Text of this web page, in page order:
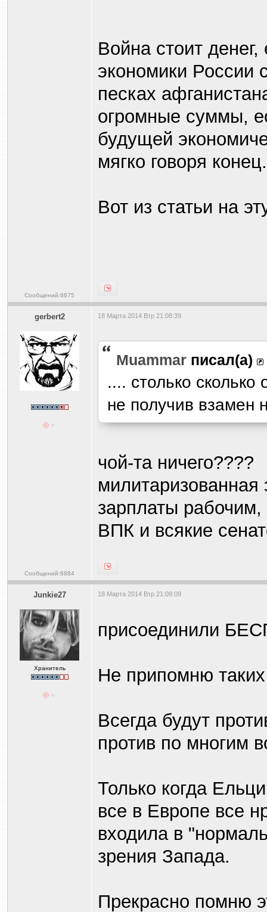
Сообщений:6675
Война стоит
экономики России
песках
огромные суммы,
будущей
мягко говоря конец.
Вот из статьи на
gerbert2
Сообщений:6884
18 Марта 2014 Втр 21:08:39
Muammar писал(а)
.... столько
не получив взамен
чой-та ничего????
зарплаты
ВПК и всякие
Junkie27
Хранитель
18 Марта 2014 Втр 21:09:09
присоединили
Не припомню
Всегда будут
против по многим
Только когда
все в Европе все
входила в
зрения Запада.
Прекрасно помню